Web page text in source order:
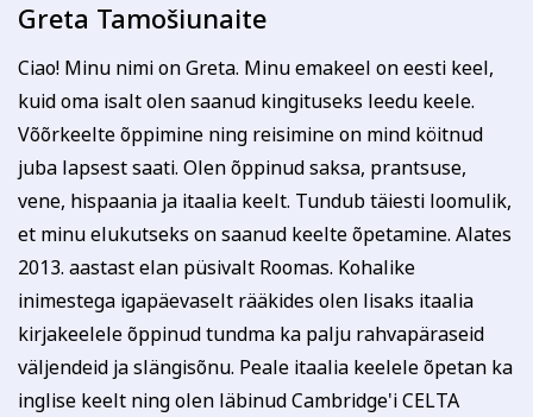
Greta Tamošiunaite
Ciao! Minu nimi on Greta. Minu emakeel on eesti keel,
kuid oma isalt olen saanud kingituseks leedu keele.
Võõrkeelte õppimine ning reisimine on mind köitnud
juba lapsest saati. Olen õppinud saksa, prantsuse,
vene, hispaania ja itaalia keelt. Tundub täiesti loomulik,
et minu elukutseks on saanud keelte õpetamine. Alates
2013. aastast elan püsivalt Roomas. Kohalike
inimestega igapäevaselt rääkides olen lisaks itaalia
kirjakeelele õppinud tundma ka palju rahvapäraseid
väljendeid ja slängisõnu. Peale itaalia keelele õpetan ka
inglise keelt ning olen läbinud Cambridge'i CELTA